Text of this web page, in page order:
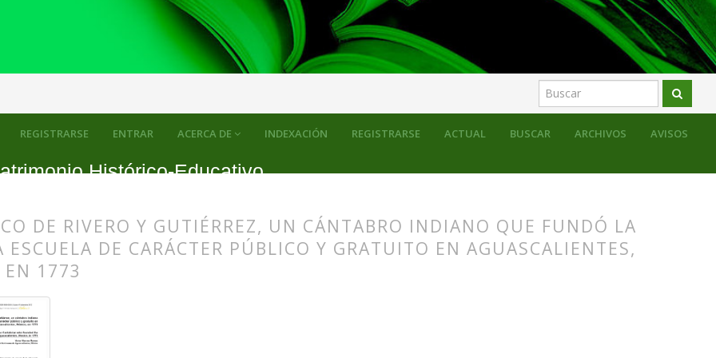
ACERCA DE INDEXACIÓN REGISTRARSE ACTUAL BUSCAR ARCHIVOS AVISOS
REGISTRARSE ENTRAR
Histórico-Educativo
DE RIVERO Y GUTIÉRREZ, UN CÁNTABRO INDIANO QUE FUNDÓ LA
ESCUELA DE CARÁCTER PÚBLICO Y GRATUITO EN AGUASCALIENTES,
EN 1773